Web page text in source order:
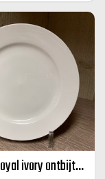
Palmer royal ivory ontbijtbord brede rand ivoor 22,5 cm